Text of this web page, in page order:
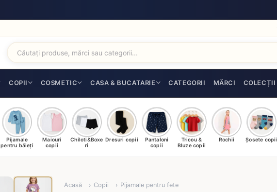
COPII COSMETIC CASA & BUCATARIE CATEGORII MĂRCI COLECȚII
Pijamale
pentru băieți
Maiouri
copii
Chiloti&Boxe
ri
Dresuri copii
Pantaloni
copii
Tricou &
Bluze copii
Rochii Șosete copii
Acasă Copii Pijamale pentru fete